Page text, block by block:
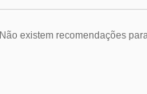
Não existem recomendações